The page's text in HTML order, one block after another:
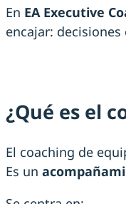
En EA Executive
encajar:
¿Qué es el
El coaching de
Es un